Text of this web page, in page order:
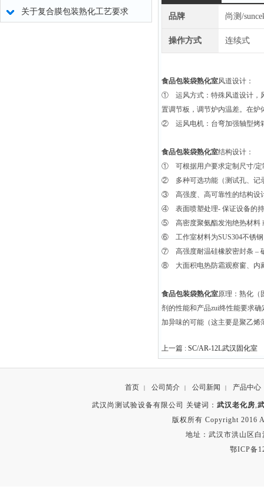
关于复合膜包装熟化工艺要求
品牌 尚测/
操作方式 连续式
食品包装袋熟化室风道设计：
① 运风方式：特殊风道设计，
置调节板，调节炉内温差。在炉
② 运风电机：台弯加强轴型烤
食品包装袋熟化室结构设计：
① 可根据用户要求定制尺寸/定
② 多种可选功能（测试孔、记
③ 高强度、高可靠性的结构设
④ 表面喷塑处理- 保证设备的
⑤ 高密度聚氨酯发泡绝热材料
⑥ 工作室材料为SUS304不锈钢
⑦ 高强度耐温硅橡胶密封条 –
⑧ 大面积电热防霜观察窗、内
食品包装袋熟化室原理：熟化（
剂的性能和产品zui终性能要求
加异味的可能（这主要是聚乙烯
上一篇 : SC/AR-12L武汉固化室
首页 | 公司简介 | 公司新闻 | 产品中心
武汉尚测试验设备有限公司 关键词：武汉老化房,
版权所有 Copyright 2016
地址：武汉市洪山区
鄂ICP备